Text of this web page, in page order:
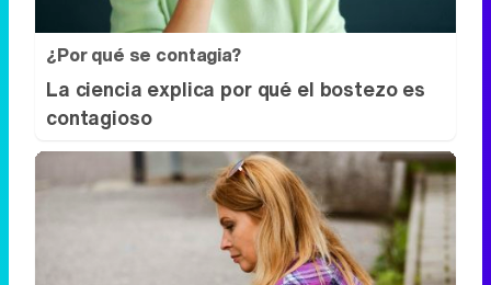
¿Por qué se contagia?
La ciencia explica por qué el bostezo es
contagioso